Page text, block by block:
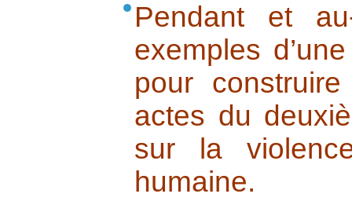
Pendant et
exemples
pour
actes du
sur la
humaine.